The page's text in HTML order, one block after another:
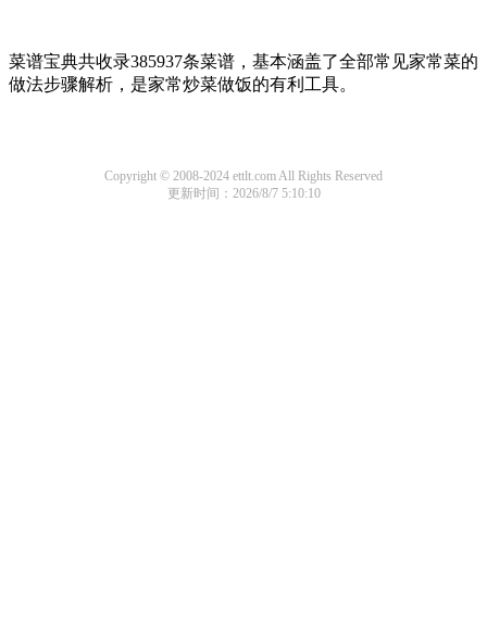
菜谱宝典共收录385937条菜谱，基本涵盖了全部常见家常菜的
做法步骤解析，是家常炒菜做饭的有利工具。
Copyright © 2008-2024 ettlt.com All Rights Reserved
更新时间：2026/8/7 5:10:10